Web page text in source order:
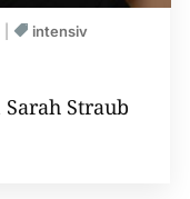
intensiv
Straub